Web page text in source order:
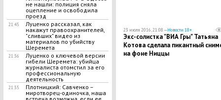
не нашли: полиция сняла
оцепление и освободила
проезд
21:45
Луценко рассказал, как
накажут правоохранителей,
"сливших" видео из
материалов по убийству
Шеремета
21:36
​Луценко о ключевой версии
гибели Шеремета: убийца
журналиста отомстил за его
профессиональную
деятельность
21:35
Плотницкий: Савченко –
миротворец-одиночка, наша
23 июля 2016, 21:08 —Новости 18+
Экс-солистка "ВИА Гры" Татьяна
Котова сделала пикантный
на фоне Ниццы